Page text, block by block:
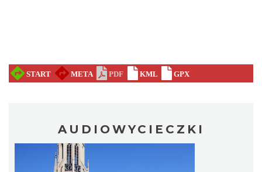
AUDIOWYCIECZKI